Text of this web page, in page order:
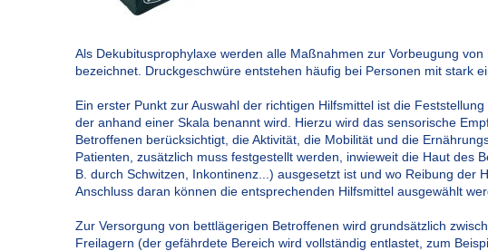
Als Dekubitusprophylaxe werden alle Maßnahmen zur Vorbeugung von
bezeichnet. Druckgeschwüre entstehen häufig bei Personen mit stark
Ein erster Punkt zur Auswahl der richtigen Hilfsmittel ist die
der anhand einer Skala benannt wird. Hierzu wird das sensorische
Betroffenen berücksichtigt, die Aktivität, die Mobilität und die
Patienten, zusätzlich muss festgestellt werden, inwieweit die Haut des
B. durch Schwitzen, Inkontinenz...) ausgesetzt ist und wo Reibung der
Anschluss daran können die entsprechenden Hilfsmittel ausgewählt
Zur Versorgung von bettlägerigen Betroffenen wird grundsätzlich
Freilagern (der gefährdete Bereich wird vollständig entlastet, zum